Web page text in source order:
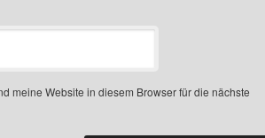
meine Website in diesem Browser für die nächste